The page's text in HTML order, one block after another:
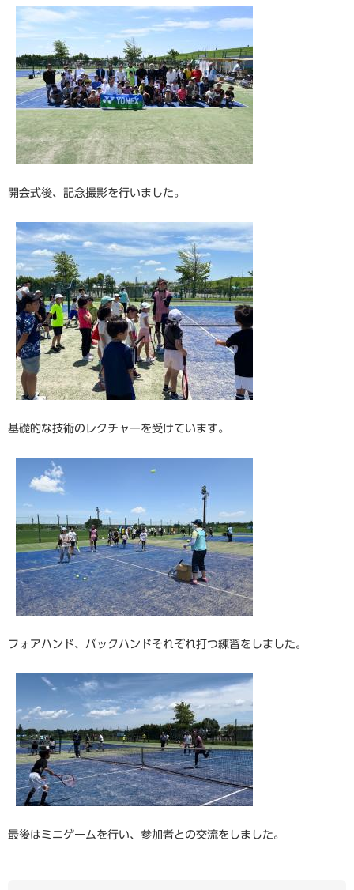
開会式後、記念撮影を行いました。
基礎的な技術のレクチャーを受けています。
フォアハンド、バックハンドそれぞれ打つ練習をしました。
最後はミニゲームを行い、参加者との交流をしました。